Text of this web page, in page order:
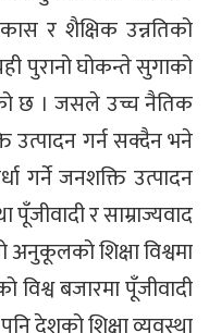
र शैक्षिक उन्नतिको
पुरानो घोकन्ते सुगाको
छ । जसले उच्च नैतिक
उत्पादन गर्न सक्दैन भने
गर्ने जनशक्ति उत्पादन
र साम्राज्यवाद
शिक्षा विश्वमा
बजारमा पूँजीवादी